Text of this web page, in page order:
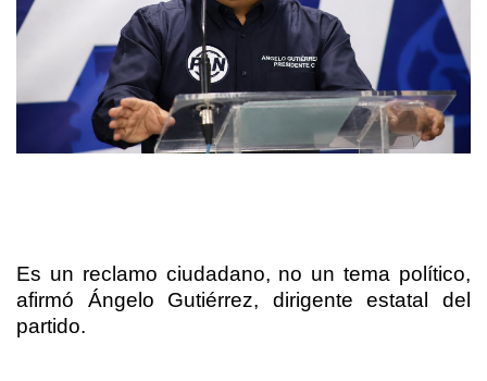
Es un reclamo ciudadano, no un tema político,
afirmó Ángelo Gutiérrez, dirigente estatal del
partido.